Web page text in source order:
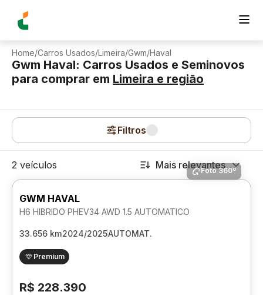
Home/Carros Usados/Limeira/Gwm/Haval
Gwm Haval: Carros Usados e Seminovos
para comprar em Limeira e região
Filtros
2 veículos Mais relevantes
Foto 360º
GWM HAVAL
H6 HIBRIDO PHEV34 AWD 1.5 AUTOMATICO
33.656 km2024/2025AUTOMAT.
Premium
R$ 228.390